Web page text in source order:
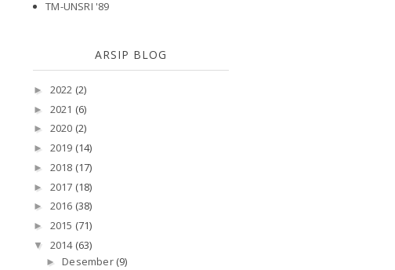
TM-UNSRI '89
ARSIP BLOG
► 2022 (2)
► 2021 (6)
► 2020 (2)
► 2019 (14)
► 2018 (17)
► 2017 (18)
► 2016 (38)
► 2015 (71)
▼ 2014 (63)
►Desember (9)